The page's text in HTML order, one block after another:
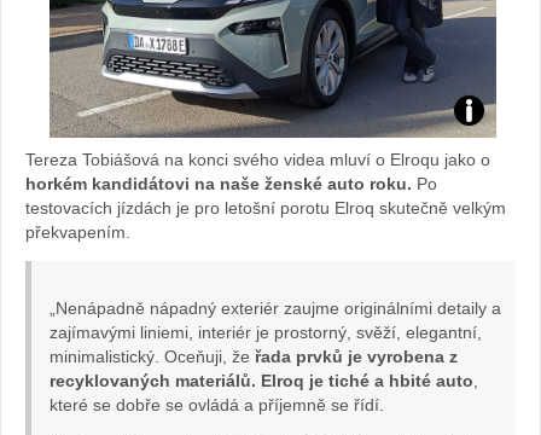
Elr
to
va
Tereza Tobiášová na konci svého videa mluví o Elroqu jako o
horkém kandidátovi na naše ženské auto roku. Po
testovacích jízdách je pro letošní porotu Elroq skutečně velkým
překvapením.
„Nenápadně nápadný exteriér zaujme originálními detaily a
zajímavými liniemi, interiér je prostorný, svěží, elegantní,
minimalistický. Oceňuji, že řada prvků je vyrobena z
recyklovaných materiálů. Elroq je tiché a hbité auto,
které se dobře se ovládá a příjemně se řídí.